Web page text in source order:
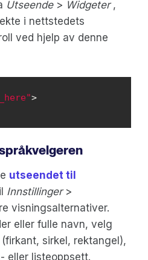
Utseende> Widgeter,
i nettstedets
ved hjelp av denne
>
utseendet til
Innstillinger>
visningsalternativer.
eller fulle navn, velg
sirkel, rektangel),
eller listeoppsett.